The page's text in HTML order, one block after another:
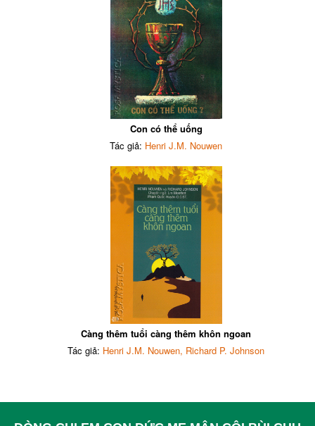
Con có thể uống
Tác giả: Henri J.M. Nouwen
Càng thêm tuổi càng thêm khôn ngoan
Tác giả: Henri J.M. Nouwen, Richard P. Johnson